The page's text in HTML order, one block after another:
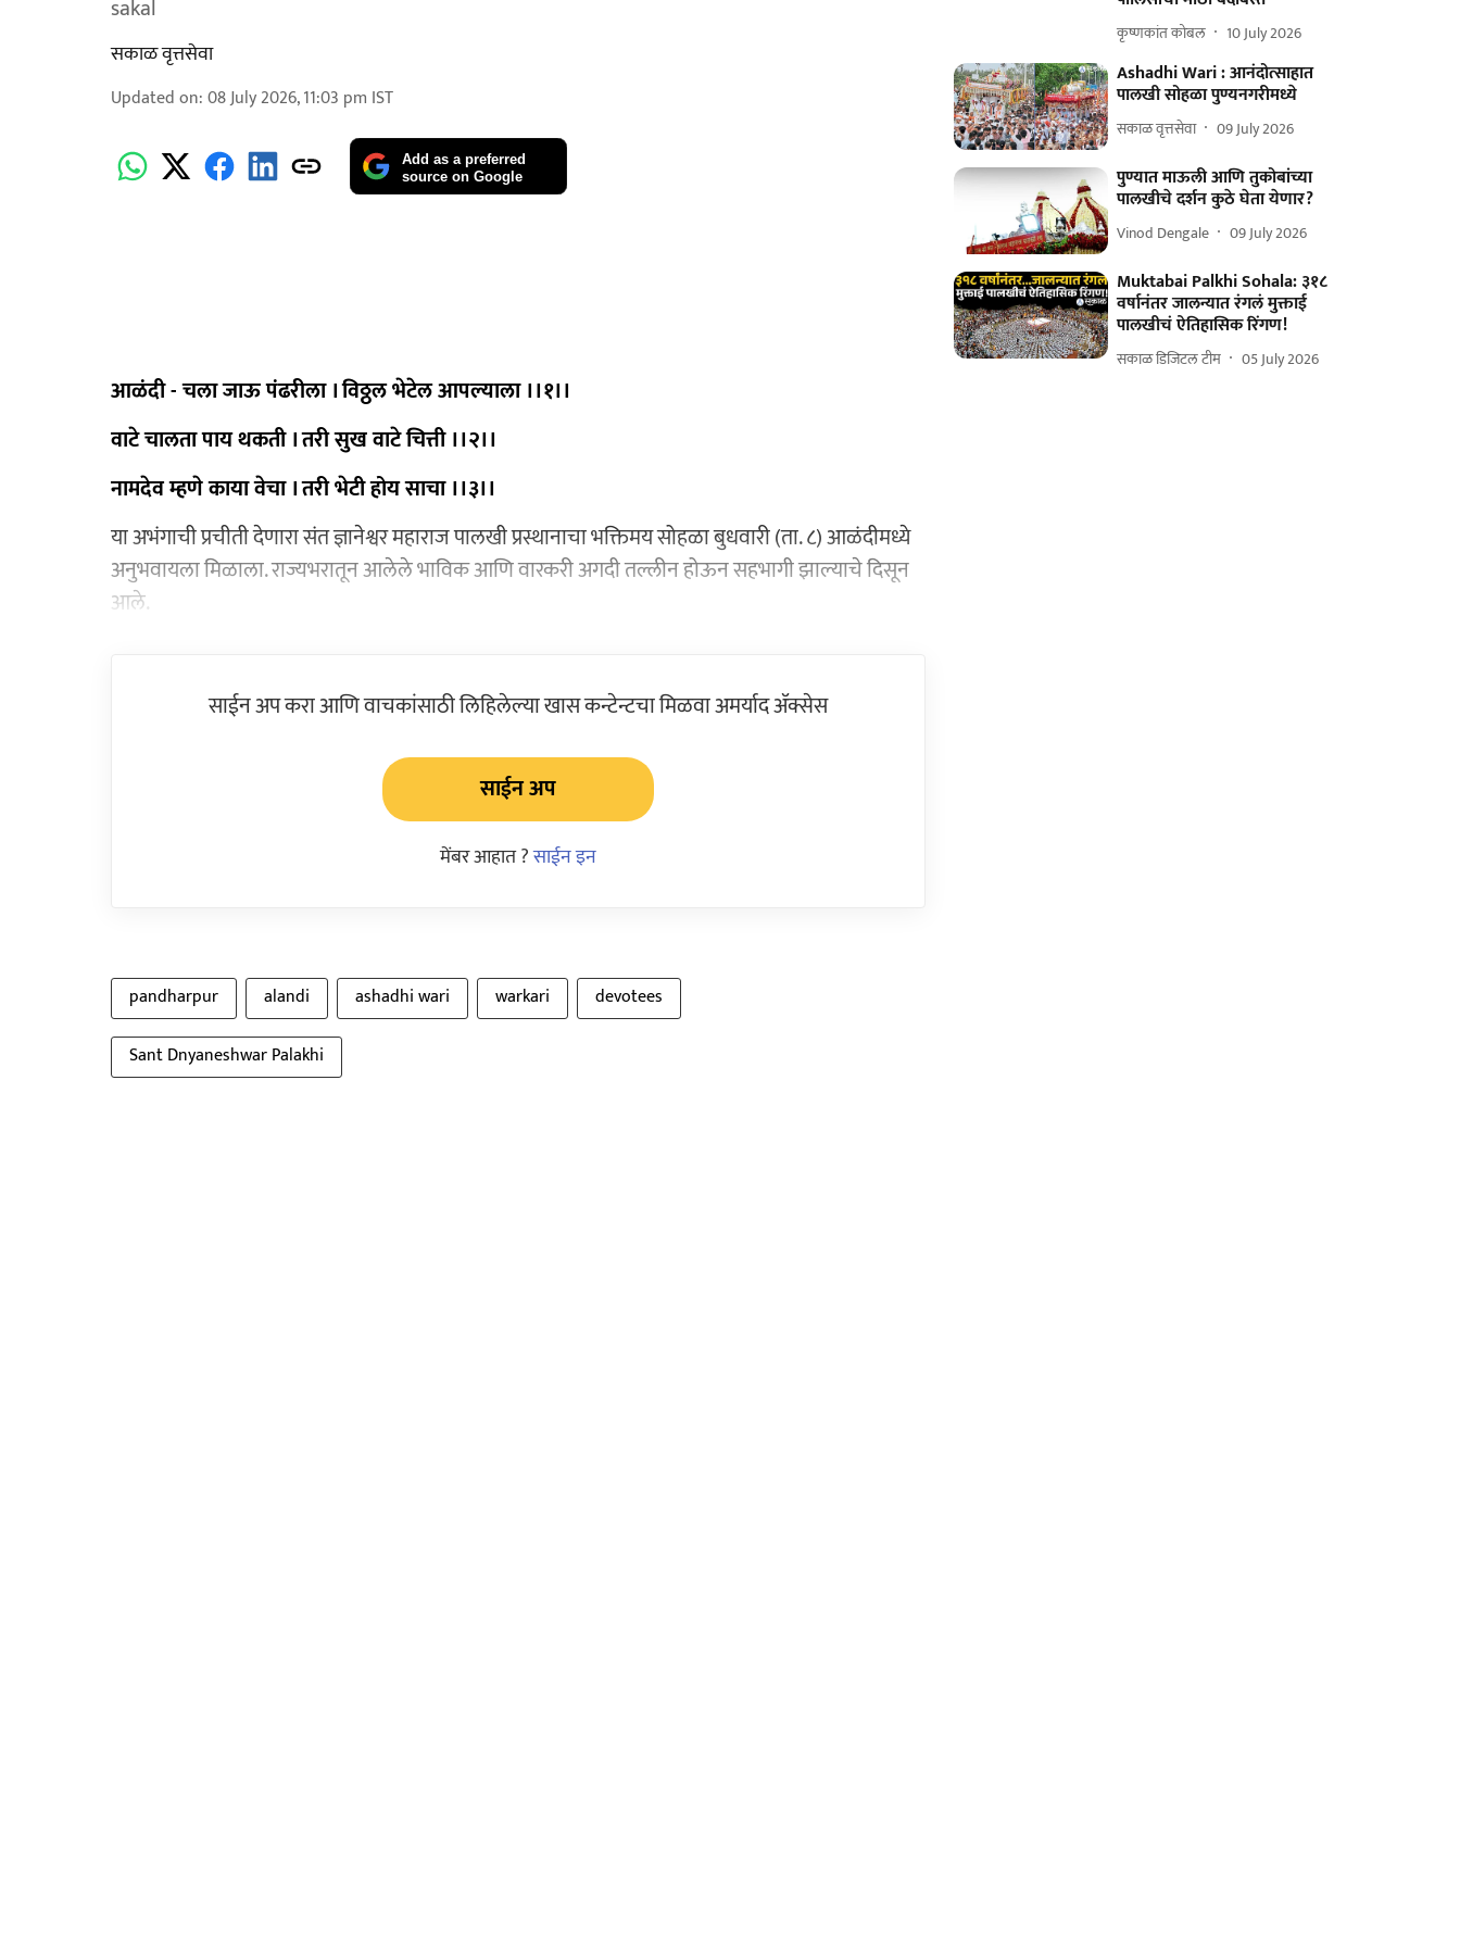
sakal
सकाळ वृत्तसेवा
Updated on:08 July 2026, 11:03 pm IST
Add as a preferred
source on Google
आळंदी - चला जाऊ पंढरीला । विठ्ठल भेटेल आपल्याला ।।१।।
वाटे चालता पाय थकती । तरी सुख वाटे चित्ती ।।२।।
नामदेव म्हणे काया वेचा । तरी भेटी होय साचा ।।३।।
या अभंगाची प्रचीती देणारा संत ज्ञानेश्वर महाराज पालखी प्रस्थानाचा भक्तिमय सोहळा बुधवारी (ता. ८) आळंदीमध्ये
अनुभवायला मिळाला. राज्यभरातून आलेले भाविक आणि वारकरी अगदी तल्लीन होऊन सहभागी झाल्याचे दिसून
आले.
साईन अप करा आणि वाचकांसाठी लिहिलेल्या खास कन्टेन्टचा मिळवा अमर्याद ॲक्सेस
साईन अप
मेंबर आहात ?साईन इन
pandharpur alandi ashadhi wari warkari
devotees
Sant Dnyaneshwar Palakhi
कृष्णकांत कोबल 10 July 2026
Ashadhi Wari : आनंदोत्साहात
पालखी सोहळा पुण्यनगरीमध्ये
सकाळ वृत्तसेवा 09 July 2026
पुण्यात माऊली आणि तुकोबांच्या
पालखीचे दर्शन कुठे घेता येणार?
Vinod Dengale 09 July 2026
Muktabai Palkhi Sohala: ३१८
वर्षानंतर जालन्यात रंगलं मुक्ताई
पालखीचं ऐतिहासिक रिंगण!
सकाळ डिजिटल टीम 05 July 2026